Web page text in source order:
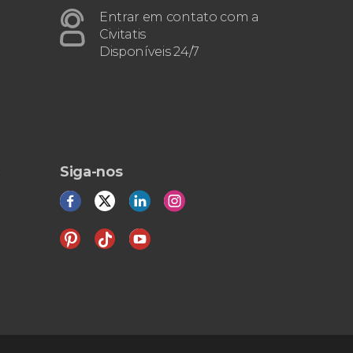
Entrar em contato com a
Civitatis
Disponíveis 24/7
Siga-nos